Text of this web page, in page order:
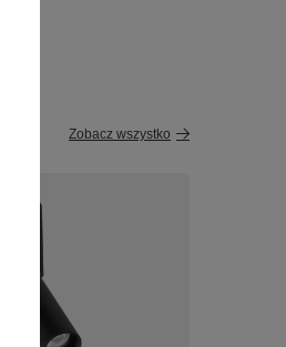
Zobacz wszystko